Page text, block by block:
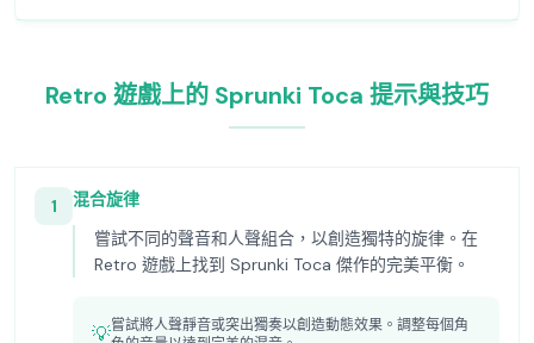
Retro 遊戲上的 Sprunki Toca 提示與技巧
1
混合旋律
嘗試不同的聲音和人聲組合，以創造獨特的旋律。在
Retro 遊戲上找到 Sprunki Toca 傑作的完美平衡。
💡嘗試將人聲靜音或突出獨奏以創造動態效果。調整每個角